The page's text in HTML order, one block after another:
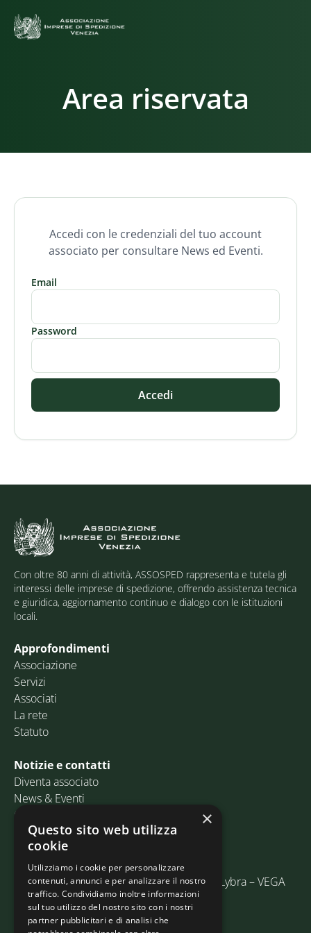
Area riservata
Accedi con le credenziali del tuo account
associato per consultare News ed Eventi.
Email
Password
Accedi
Con oltre 80 anni di attività, ASSOSPED rappresenta e tutela gli
interessi delle imprese di spedizione, offrendo assistenza tecnica
e giuridica, aggiornamento continuo e dialogo con le istituzioni
locali.
Approfondimenti
Associazione
Servizi
Associati
La rete
Statuto
Notizie e contatti
Diventa associato
News & Eventi
Contatti
Email:info@assosped.it
PEC: assospedvenezia@pec.fedespedi.it
Indirizzo: Via delle Industrie, 19/C Edificio Lybra – VEGA
30175 Marghera (VE)
×
Questo sito web utilizza
cookie
Utilizziamo i cookie per personalizzare
contenuti, annunci e per analizzare il nostro
traffico. Condividiamo inoltre informazioni
sul tuo utilizzo del nostro sito con i nostri
partner pubblicitari e di analisi che